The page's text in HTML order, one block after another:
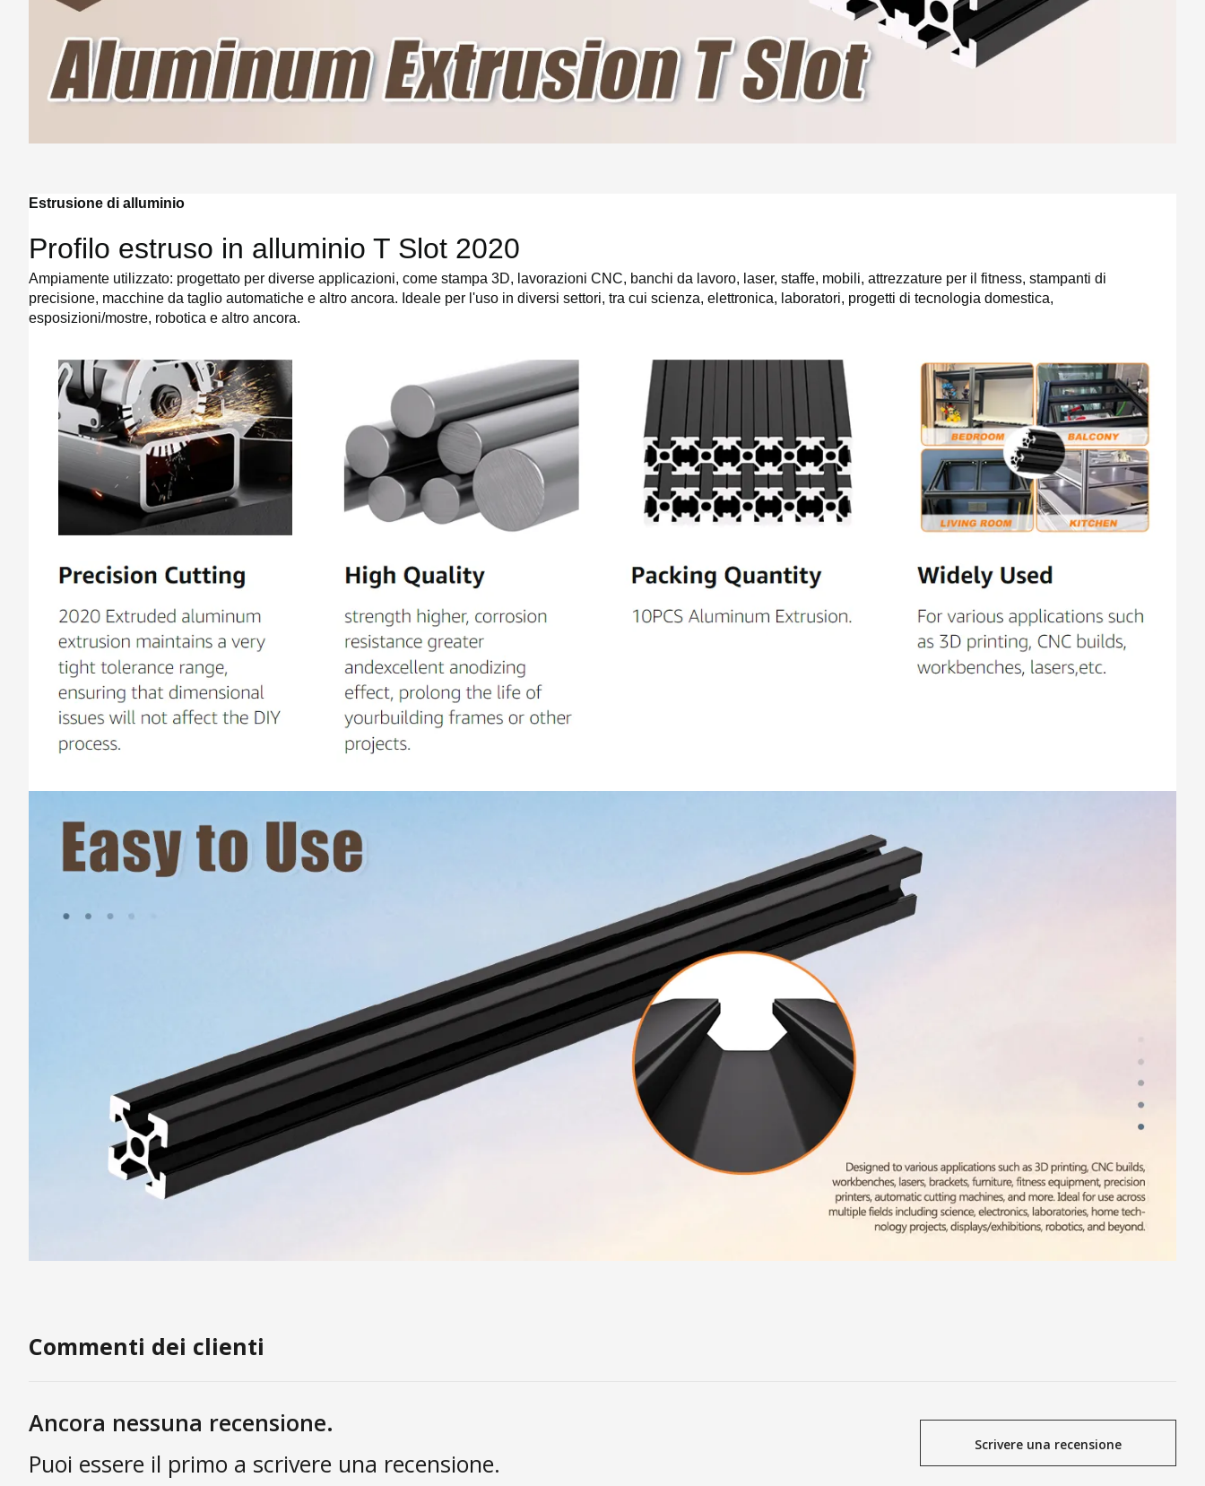
Estrusione di alluminio
Profilo estruso in alluminio T Slot 2020
Ampiamente utilizzato: progettato per diverse applicazioni, come stampa 3D, lavorazioni CNC, banchi da lavoro, laser, staffe, mobili, attrezzature per il fitness, stampanti di
precisione, macchine da taglio automatiche e altro ancora. Ideale per l'uso in diversi settori, tra cui scienza, elettronica, laboratori, progetti di tecnologia domestica,
esposizioni/mostre, robotica e altro ancora.
Commenti dei clienti
Ancora nessuna recensione.
Puoi essere il primo a scrivere una recensione.
Scrivere una recensione